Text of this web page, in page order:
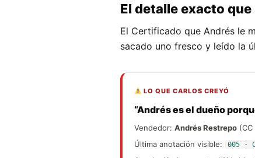
El detalle exacto que
El Certificado que Andrés le
sacado uno fresco y leído la
LO QUE CARLOS CREYÓ
“Andrés es el dueño
Vendedor: Andrés Restrepo
Última anotación visible:
005 ·